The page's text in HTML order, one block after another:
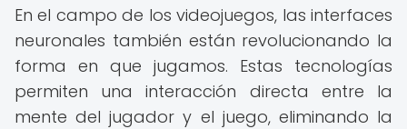
En el campo de los videojuegos, las interfaces
neuronales también están revolucionando la
forma en que jugamos. Estas tecnologías
permiten una interacción directa entre la
mente del jugador y el juego, eliminando la